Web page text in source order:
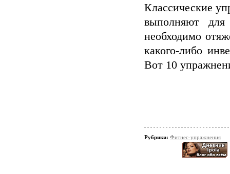
Классические
выполняют
необходимо
какого-либо
Вот 10
Рубрики: Фитнес-упражнения